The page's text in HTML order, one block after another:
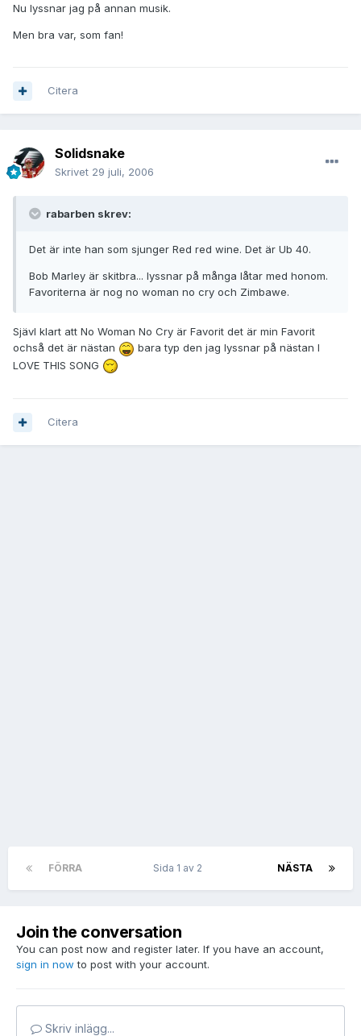
Nu lyssnar jag på annan musik.
Men bra var, som fan!
Citera
Solidsnake
Skrivet 29 juli, 2006
rabarben skrev:
Det är inte han som sjunger Red red wine. Det är Ub 40.
Bob Marley är skitbra... lyssnar på många låtar med honom.
Favoriterna är nog no woman no cry och Zimbawe.
Sjävl klart att No Woman No Cry är Favorit det är min Favorit
ochså det är nästan
bara typ den jag lyssnar på nästan I
LOVE THIS SONG
Citera
FÖRRA NÄSTA
Sida 1 av 2
Join the conversation
You can post now and register later. If you have an account,
sign in now to post with your account.
Skriv inlägg...